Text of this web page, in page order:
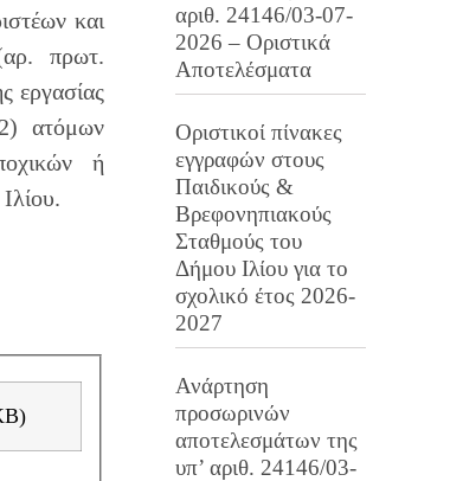
και
πρωτ.
εργασίας
ατόμων
ή
( pdf 749 KB)
αριθ. 24146/03-07-
2026 – Οριστικά
Αποτελέσματα
Οριστικοί πίνακες
εγγραφών στους
Παιδικούς &
Βρεφονηπιακούς
Σταθμούς του
Δήμου Ιλίου για το
σχολικό έτος 2026-
2027
Ανάρτηση
προσωρινών
αποτελεσμάτων της
υπ’ αριθ. 24146/03-